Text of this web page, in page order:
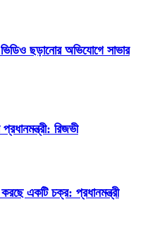
ছড়ানোর অভিযোগে সাভার
রিজভী
করছে একটি চক্র: প্রধানমন্ত্রী